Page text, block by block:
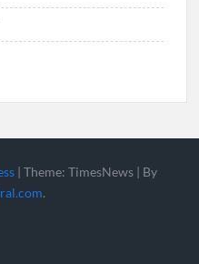
| Theme: TimesNews | By
.